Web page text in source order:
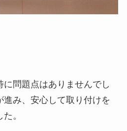
問題点はありませんでし
進み、安心して取り付けを
。